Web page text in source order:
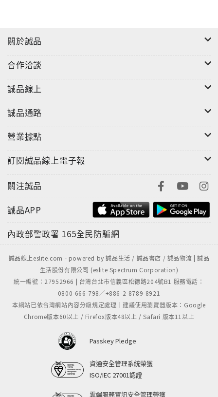
關於誠品
合作洽談
誠品線上
誠品通路
營業據點
訂閱誠品線上電子報
關注誠品
誠品APP
內政部警政署 165全民防騙網
誠品線上eslite.com - powered by 誠品生活 / 誠品書店 / 誠品物流 | 誠品
生活股份有限公司 (eslite Spectrum Corporation)
統一編號：27952966 | 台灣台北市信義區松德路204號B1 服務電話：
0800-666-798／+886-2-8789-8921
本網站已依台灣網站內容分級規定處理｜建議使用瀏覽器版本：Google
Chrome版本60以上 / Firefox版本48以上 / Safari 版本11以上
Passkey Pledge
資通安全管理系統榮獲
ISO/IEC 27001認證
雲端服務資訊安全管理榮獲